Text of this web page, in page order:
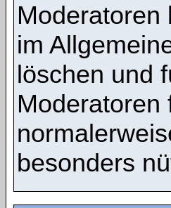
Moderatoren
im
löschen und
Moderatoren
besonders